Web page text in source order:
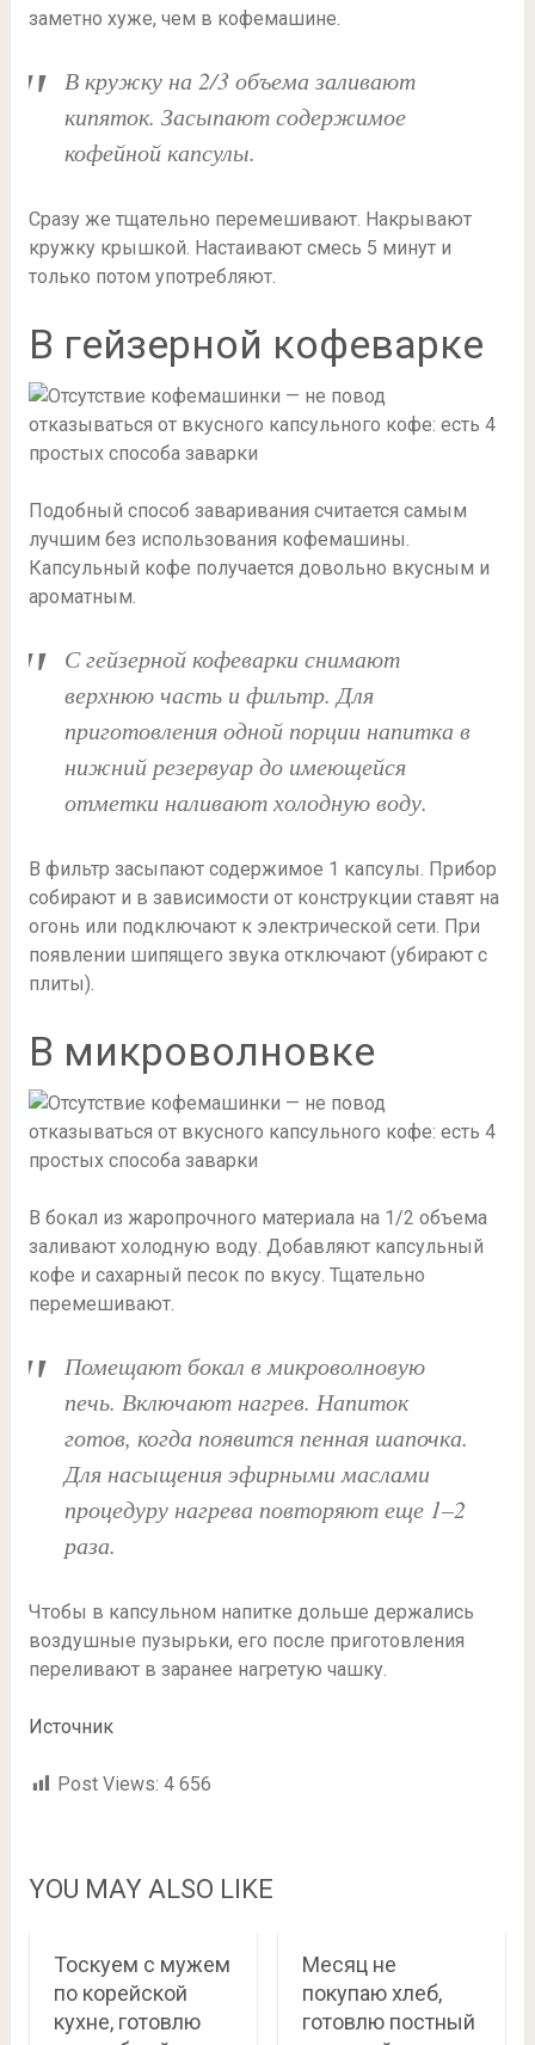
заметно хуже, чем в кофемашине.
В кружку на 2/3 объема заливают
кипяток. Засыпают содержимое
кофейной капсулы.
Сразу же тщательно перемешивают. Накрывают
кружку крышкой. Настаивают смесь 5 минут и
только потом употребляют.
В гейзерной кофеварке
Подобный способ заваривания считается самым
лучшим без использования кофемашины.
Капсульный кофе получается довольно вкусным и
ароматным.
С гейзерной кофеварки снимают
верхнюю часть и фильтр. Для
приготовления одной порции напитка в
нижний резервуар до имеющейся
отметки наливают холодную воду.
В фильтр засыпают содержимое 1 капсулы. Прибор
собирают и в зависимости от конструкции ставят на
огонь или подключают к электрической сети. При
появлении шипящего звука отключают (убирают с
плиты).
В микроволновке
В бокал из жаропрочного материала на 1/2 объема
заливают холодную воду. Добавляют капсульный
кофе и сахарный песок по вкусу. Тщательно
перемешивают.
Помещают бокал в микроволновую
печь. Включают нагрев. Напиток
готов, когда появится пенная шапочка.
Для насыщения эфирными маслами
процедуру нагрева повторяют еще 1–2
раза.
Чтобы в капсульном напитке дольше держались
воздушные пузырьки, его после приготовления
переливают в заранее нагретую чашку.
Источник
Post Views: 4 656
YOU MAY ALSO LIKE
Тоскуем с мужем
по корейской
кухне, готовлю
Месяц не
покупаю хлеб,
готовлю постный